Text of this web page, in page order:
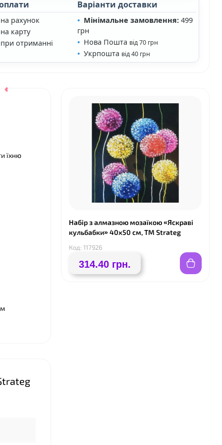
рахунок
карту
отриманні
Варіанти доставки
Мінімальне замовлення:499
грн
Нова Пошта від 70 грн
Укрпошта від 40 грн
їхню
Набір з алмазною мозаїкою «Яскраві
кульбабки» 40х50 см, ТМ Strateg
Код: 117926
314.40 грн.